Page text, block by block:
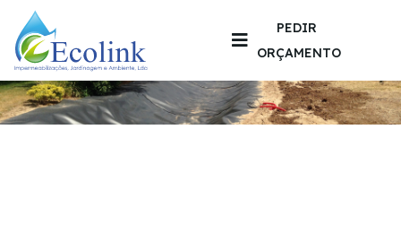
PEDIR
ORÇAMENTO